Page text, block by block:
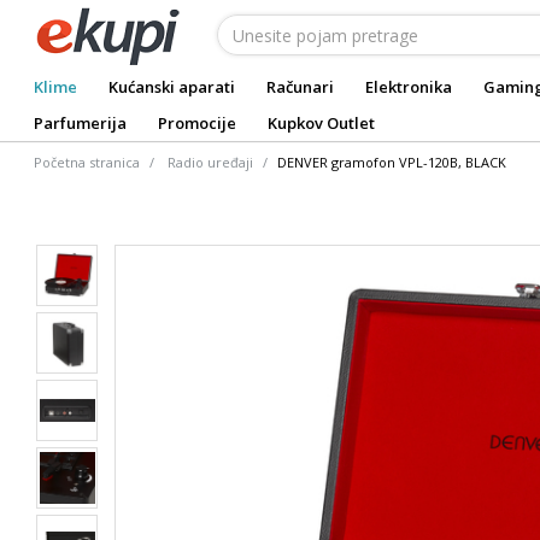
Klime Kućanski aparati Računari Elektronika
Parfumerija
Promocije Kupkov Outlet
Početna stranica Radio uređaji DENVER gramofon VPL-120B, BLACK